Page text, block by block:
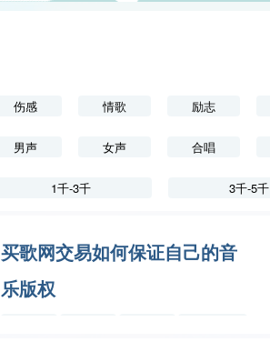
伤感 情歌 励志
男声 女声 合唱
1千-3千 3千-5千
买歌网交易如何保证自己的音
乐版权